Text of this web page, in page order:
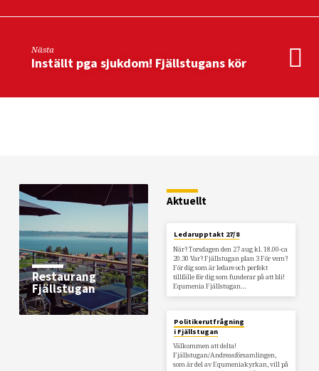
Nästa
Inställt pga sjukdom! Fjällstugans kör
Restaurang
Fjällstugan
Aktuellt
Ledarupptakt 27/8
När? Torsdagen den 27 aug kl. 18.00-ca
20.30 Var? Fjällstugan plan 3 För vem?
För dig som är ledare och perfekt
tillfälle för dig som funderar på att bli!
Equmenia Fjällstugan…
Politikerutfrågning
i Fjällstugan
Välkommen att delta!
Fjällstugan/Andreasförsamlingen,
som är del av Equmeniakyrkan, vill på